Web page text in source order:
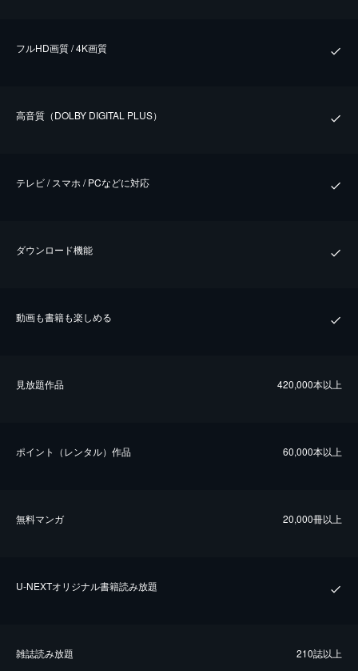
フルHD画質 / 4K画質
⾼⾳質（DOLBY DIGITAL PLUS）
テレビ / スマホ / PCなどに対応
ダウンロード機能
動画も書籍も楽しめる
⾒放題作品 420,000本以上
ポイント（レンタル）作品 60,000本以上
無料マンガ 20,000冊以上
U-NEXTオリジナル書籍読み放題
雑誌読み放題 210誌以上